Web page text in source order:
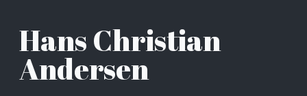
Hans Christian
Andersen